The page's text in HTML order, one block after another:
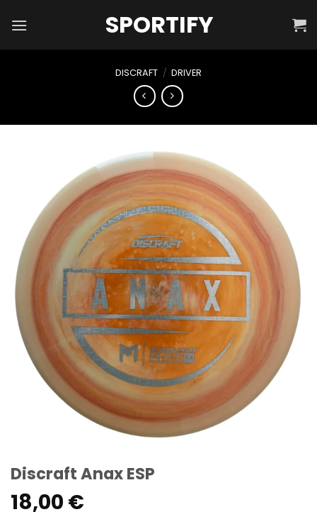
SPORTIFY
DISCRAFT / DRIVER
Discraft Anax ESP
18,00 €